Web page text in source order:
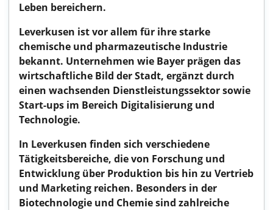
Leben bereichern.
Leverkusen ist vor allem für ihre starke
chemische und pharmazeutische Industrie
bekannt. Unternehmen wie Bayer prägen das
wirtschaftliche Bild der Stadt, ergänzt durch
einen wachsenden Dienstleistungssektor sowie
Start-ups im Bereich Digitalisierung und
Technologie.
In Leverkusen finden sich verschiedene
Tätigkeitsbereiche, die von Forschung und
Entwicklung über Produktion bis hin zu Vertrieb
und Marketing reichen. Besonders in der
Biotechnologie und Chemie sind zahlreiche